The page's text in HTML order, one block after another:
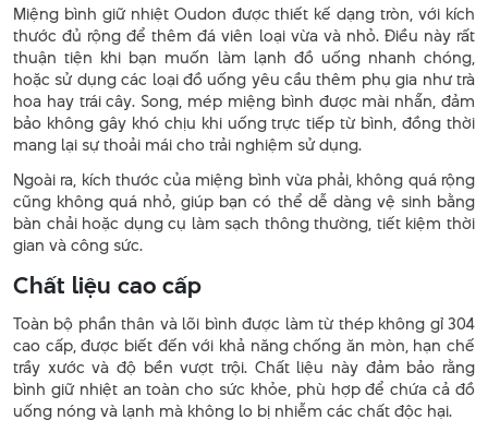
Miệng bình giữ nhiệt Oudon được thiết kế dạng tròn, với kích
thước đủ rộng để thêm đá viên loại vừa và nhỏ. Điều này rất
thuận tiện khi bạn muốn làm lạnh đồ uống nhanh chóng,
hoặc sử dụng các loại đồ uống yêu cầu thêm phụ gia như trà
hoa hay trái cây. Song, mép miệng bình được mài nhẵn, đảm
bảo không gây khó chịu khi uống trực tiếp từ bình, đồng thời
mang lại sự thoải mái cho trải nghiệm sử dụng.
Ngoài ra, kích thước của miệng bình vừa phải, không quá rộng
cũng không quá nhỏ, giúp bạn có thể dễ dàng vệ sinh bằng
bàn chải hoặc dụng cụ làm sạch thông thường, tiết kiệm thời
gian và công sức.
Chất liệu cao cấp
Toàn bộ phần thân và lõi bình được làm từ thép không gỉ 304
cao cấp, được biết đến với khả năng chống ăn mòn, hạn chế
trầy xước và độ bền vượt trội. Chất liệu này đảm bảo rằng
bình giữ nhiệt an toàn cho sức khỏe, phù hợp để chứa cả đồ
uống nóng và lạnh mà không lo bị nhiễm các chất độc hại.